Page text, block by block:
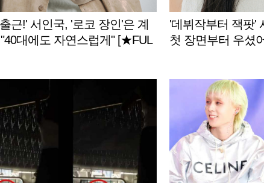
근!' 서인국, '로코 장인'은 계
대에도 자연스럽게" [★FUL
'데뷔작부터 잭팟'
첫 장면부터 우셨